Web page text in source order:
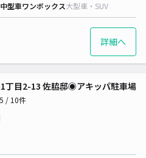
中型車ワンボックス大型車・SUV
詳細へ
丁目2-13 佐脇邸◉アキッパ駐車場
5 / 10件